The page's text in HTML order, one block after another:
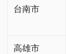
台南市
高雄市